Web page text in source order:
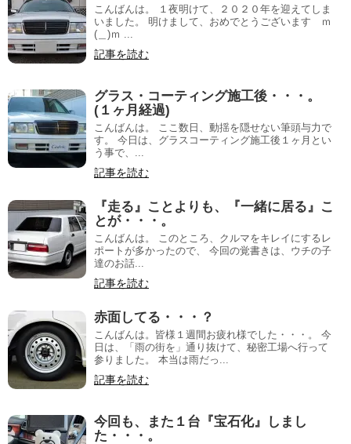
こんばんは。 １夜明けて、２０２０年を迎えてしま
いました。 明けまして、おめでとうございます ｍ
(＿)ｍ ...
記事を読む
グラス・コーティング施工後・・・。
(１ヶ月経過)
こんばんは。 ここ数日、動揺を隠せない筆頭与力で
す。 今日は、グラスコーティング施工後１ヶ月とい
う事で、...
記事を読む
『走る』ことよりも、『一緒に居る』こ
とが・・・。
こんばんは。 このところ、クルマをキレイにするレ
ポートが多かったので、 今回の覚書きは、ウチの子
達のお話...
記事を読む
赤面してる・・・？
こんばんは。皆様１週間お疲れ様でした・・・。 今
日は、「雨の街を」通り抜けて、秘密工場へ行って
参りました。 本当は雨だっ...
記事を読む
今回も、また１台『宝石化』しまし
た・・・。